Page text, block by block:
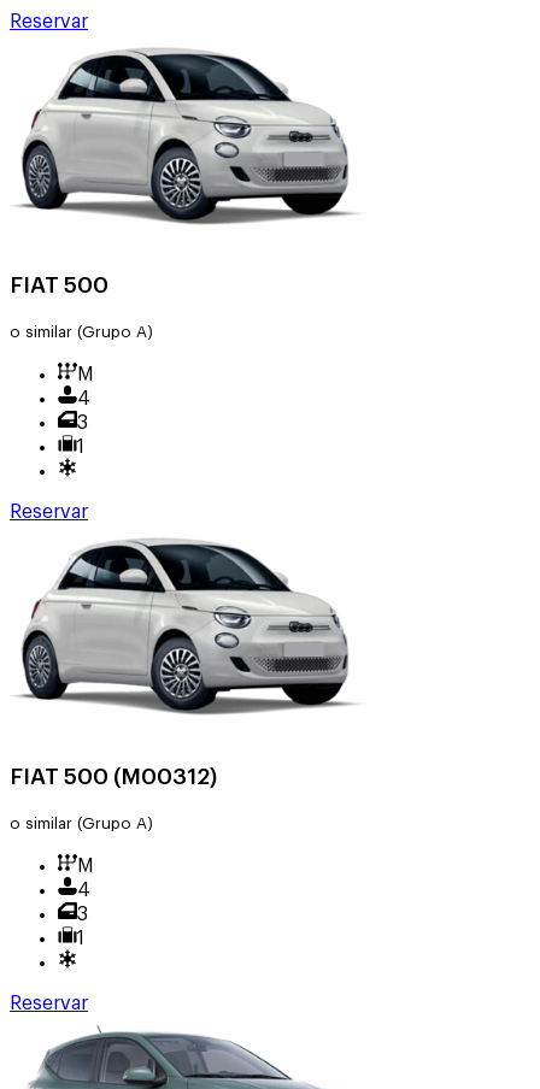
Reservar
FIAT 500
o similar (Grupo A)
M
4
3
1
Reservar
FIAT 500 (M00312)
o similar (Grupo A)
M
4
3
1
Reservar